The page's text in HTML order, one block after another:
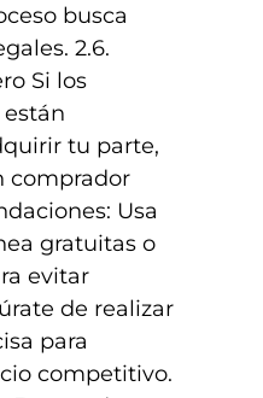
busca
2.6.
Si los
tu parte,
comprador
Usa
gratuitas o
evitar
de realizar
para
competitivo.